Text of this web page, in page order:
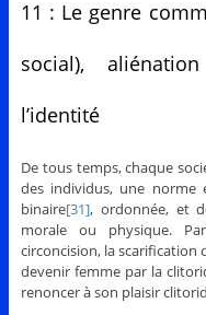
11 : Le genre
social),
l’identité
De tous temps, chaque
des individus, une norme
binaire[31], ordonnée, et
morale ou physique.
circoncision, la scarification
devenir femme par la
renoncer à son plaisir